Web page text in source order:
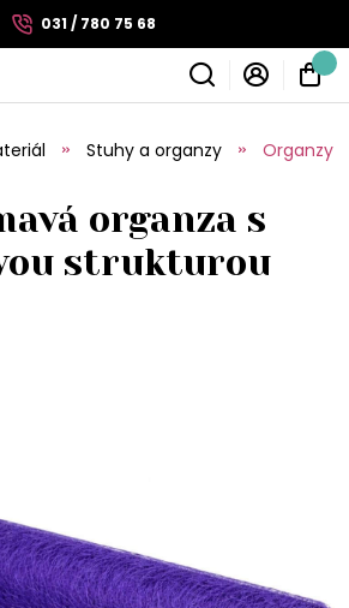
031 / 780 75 68
Stuhy a organzy Organzy
organza s
strukturou